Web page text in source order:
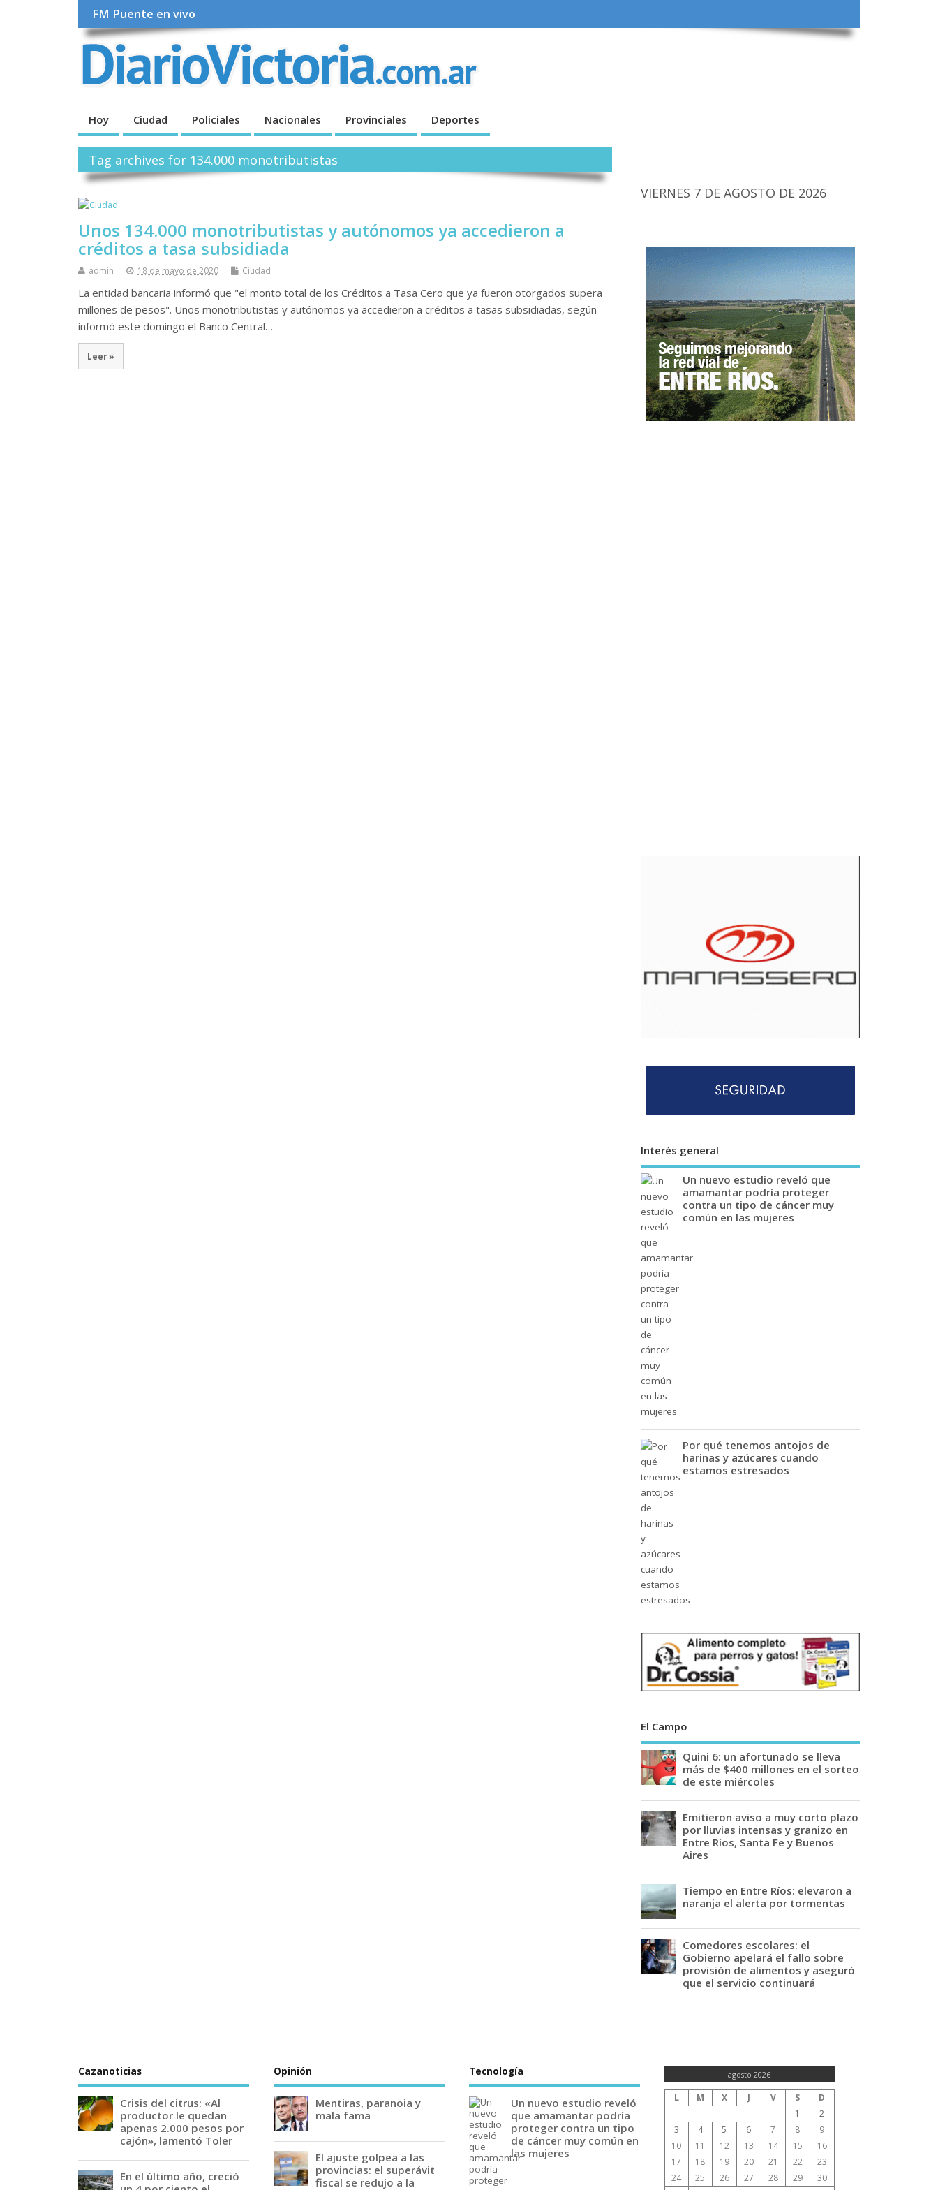
FM Puente en vivo
Hoy Ciudad Policiales Nacionales Provinciales Deportes
Tag archives for 134.000 monotributistas
Unos 134.000 monotributistas y autónomos ya accedieron a
créditos a tasa subsidiada
admin 18 de mayo de 2020 Ciudad
La entidad bancaria informó que "el monto total de los Créditos a Tasa Cero que ya fueron otorgados supera
millones de pesos". Unos monotributistas y autónomos ya accedieron a créditos a tasas subsidiadas, según
informó este domingo el Banco Central…
Leer »
VIERNES 7 DE AGOSTO DE 2026
Interés general
Un nuevo estudio reveló que
amamantar podría proteger
contra un tipo de cáncer muy
común en las mujeres
Por qué tenemos antojos de
harinas y azúcares cuando
estamos estresados
El Campo
Quini 6: un afortunado se lleva
más de $400 millones en el sorteo
de este miércoles
Emitieron aviso a muy corto plazo
por lluvias intensas y granizo en
Entre Ríos, Santa Fe y Buenos
Aires
Tiempo en Entre Ríos: elevaron a
naranja el alerta por tormentas
Comedores escolares: el
Gobierno apelará el fallo sobre
provisión de alimentos y aseguró
que el servicio continuará
Cazanoticias
Crisis del citrus: «Al
productor le quedan
apenas 2.000 pesos por
cajón», lamentó Toler
En el último año, creció
Opinión
Mentiras, paranoia y
mala fama
El ajuste golpea a las
provincias: el superávit
fiscal se redujo a la
Tecnología
Un nuevo estudio reveló
que amamantar podría
proteger contra un tipo
de cáncer muy común en
las mujeres
agosto 2026
L M X J V S
D
1
2
3
4 5 6 7 8
9
10
11 12 13 14 15
16
17
18 19 20 21 22
23
24
25 26 27 28 29
30